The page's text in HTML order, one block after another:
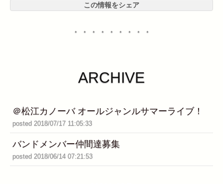
この情報をシェア
・・・・・・・・・
ARCHIVE
＠松江カノーバ オールジャンルサマーライブ！
posted 2018/07/17 11:05:33
バンドメンバー仲間達募集
posted 2018/06/14 07:21:53